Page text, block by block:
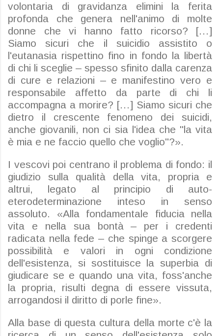
volontaria di gravidanza elimini la ferita
profonda che genera nell'animo di molte
donne che vi hanno fatto ricorso? […]
Siamo sicuri che il suicidio assistito o
l'eutanasia rispettino fino in fondo la libertà
di chi li sceglie – spesso sfinito dalla carenza
di cure e relazioni – e manifestino vero e
responsabile affetto da parte di chi li
accompagna a morire? […] Siamo sicuri che
dietro il crescente fenomeno dei suicidi,
anche giovanili, non ci sia l'idea che "la vita
è mia e ne faccio quello che voglio"?».
I vescovi poi centrano il problema di fondo: il
giudizio sulla qualità della vita, propria e
altrui, legato al principio di auto-
eterodeterminazione inteso in senso
assoluto. «Alla fondamentale fiducia nella
vita e nella sua bontà – per i credenti
radicata nella fede – che spinge a scorgere
possibilità e valori in ogni condizione
dell'esistenza, si sostituisce la superbia di
giudicare se e quando una vita, foss'anche
la propria, risulti degna di essere vissuta,
arrogandosi il diritto di porle fine».
Alla base di questa cultura della morte c'è la